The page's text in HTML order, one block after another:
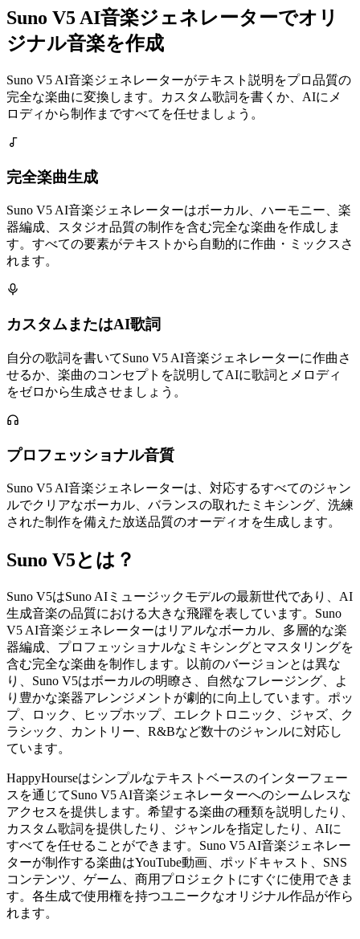
Suno V5 AI音楽ジェネレーターでオリ
ジナル音楽を作成
Suno V5 AI音楽ジェネレーターがテキスト説明をプロ品質の
完全な楽曲に変換します。カスタム歌詞を書くか、AIにメ
ロディから制作まですべてを任せましょう。
完全楽曲生成
Suno V5 AI音楽ジェネレーターはボーカル、ハーモニー、楽
器編成、スタジオ品質の制作を含む完全な楽曲を作成しま
す。すべての要素がテキストから自動的に作曲・ミックスさ
れます。
カスタムまたはAI歌詞
自分の歌詞を書いてSuno V5 AI音楽ジェネレーターに作曲さ
せるか、楽曲のコンセプトを説明してAIに歌詞とメロディ
をゼロから生成させましょう。
プロフェッショナル音質
Suno V5 AI音楽ジェネレーターは、対応するすべてのジャン
ルでクリアなボーカル、バランスの取れたミキシング、洗練
された制作を備えた放送品質のオーディオを生成します。
Suno V5とは？
Suno V5はSuno AIミュージックモデルの最新世代であり、AI
生成音楽の品質における大きな飛躍を表しています。Suno
V5 AI音楽ジェネレーターはリアルなボーカル、多層的な楽
器編成、プロフェッショナルなミキシングとマスタリングを
含む完全な楽曲を制作します。以前のバージョンとは異な
り、Suno V5はボーカルの明瞭さ、自然なフレージング、よ
り豊かな楽器アレンジメントが劇的に向上しています。ポッ
プ、ロック、ヒップホップ、エレクトロニック、ジャズ、ク
ラシック、カントリー、R&Bなど数十のジャンルに対応し
ています。
HappyHourseはシンプルなテキストベースのインターフェー
スを通じてSuno V5 AI音楽ジェネレーターへのシームレスな
アクセスを提供します。希望する楽曲の種類を説明したり、
カスタム歌詞を提供したり、ジャンルを指定したり、AIに
すべてを任せることができます。Suno V5 AI音楽ジェネレー
ターが制作する楽曲はYouTube動画、ポッドキャスト、SNS
コンテンツ、ゲーム、商用プロジェクトにすぐに使用できま
す。各生成で使用権を持つユニークなオリジナル作品が作ら
れます。